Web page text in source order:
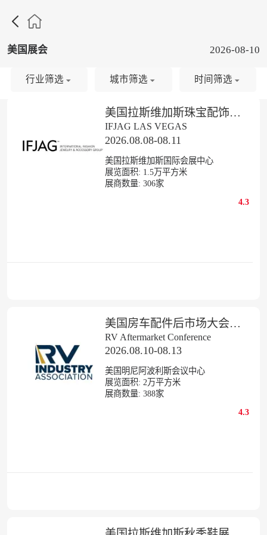

美国展会 2026-08-10
美国拉斯维加斯珠宝配饰展览会
IFJAG LAS VEGAS
2026.08.08-08.11
美国拉斯维加斯国际会展中心
展览面积: 1.5万平方米
展商数量: 306家
4.3
美国房车配件后市场大会展览会
RV Aftermarket Conference
2026.08.10-08.13
美国明尼阿波利斯会议中心
展览面积: 2 万平方米
展商数量: 388家
4.3
行业筛选 城市筛选 时间筛选